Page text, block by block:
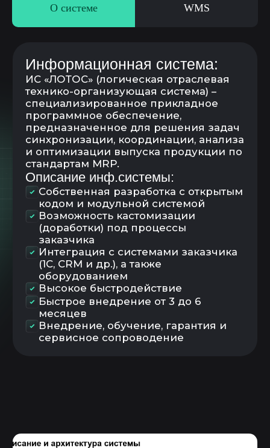
О системе WMS
Складские операции (поступление,
перемещение, списание и т.д.)
Управление заказами (внутренние
потребление, перемещение и пр.)
Управление запасами
и поддержание складского остатка
Маркировка и топология склада
ТСД и принтер печати этикеток
Просмотр остатков по штрих-коду
товара
Работа с адресным складом
Сборка заказов, комплектовка и
разукомлектовка
Инвентаризация складских запасов
FiFo
Управление запасами и
поддержание складского остатка
Управления заданиями
Планирование
Диспетчирование